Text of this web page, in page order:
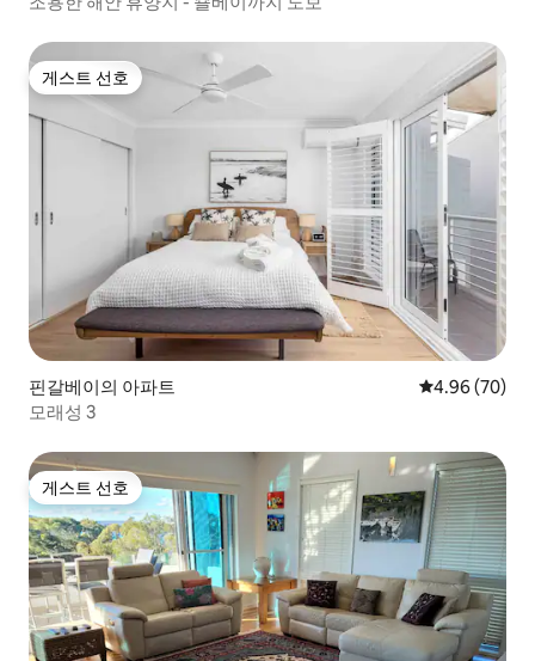
게스트 선호
게스트 선호
핀갈베이의 아파트 평점 4.96점(5
4.96 (70)
모래성 3
게스트 선호
게스트 선호